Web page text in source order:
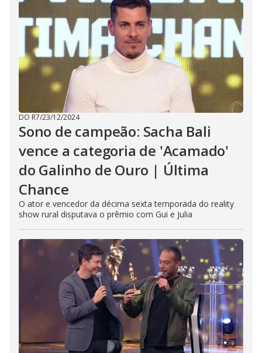
DO R7/23/12/2024
Sono de campeão: Sacha Bali
vence a categoria de 'Acamado'
do Galinho de Ouro | Última
Chance
O ator e vencedor da décima sexta temporada do reality
show rural disputava o prêmio com Gui e Julia